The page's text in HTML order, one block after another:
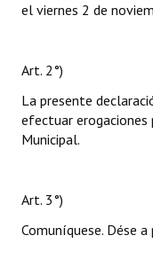
el viernes 2 de
Art. 2°)
La presente
efectuar erogaciones
Municipal.
Art. 3°)
Comuníquese. Dése